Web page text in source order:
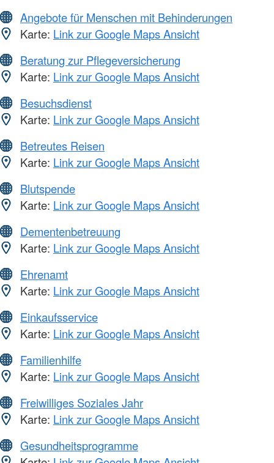
Angebote für Menschen mit Behinderungen
Karte: Link zur Google Maps Ansicht
Beratung zur Pflegeversicherung
Karte: Link zur Google Maps Ansicht
Besuchsdienst
Karte: Link zur Google Maps Ansicht
Betreutes Reisen
Karte: Link zur Google Maps Ansicht
Blutspende
Karte: Link zur Google Maps Ansicht
Dementenbetreuung
Karte: Link zur Google Maps Ansicht
Ehrenamt
Karte: Link zur Google Maps Ansicht
Einkaufsservice
Karte: Link zur Google Maps Ansicht
Familienhilfe
Karte: Link zur Google Maps Ansicht
Freiwilliges Soziales Jahr
Karte: Link zur Google Maps Ansicht
Gesundheitsprogramme